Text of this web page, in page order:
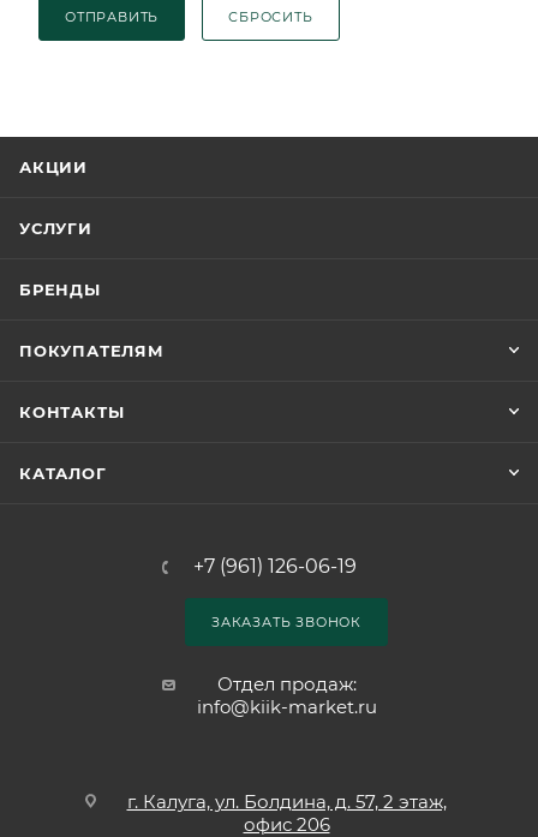
ОТПРАВИТЬ СБРОСИТЬ
АКЦИИ
УСЛУГИ
БРЕНДЫ
ПОКУПАТЕЛЯМ
КОНТАКТЫ
КАТАЛОГ
+7 (961) 126-06-19
ЗАКАЗАТЬ ЗВОНОК
Отдел продаж:
info@kiik-market.ru
г. Калуга, ул. Болдина, д. 57, 2 этаж,
офис 206